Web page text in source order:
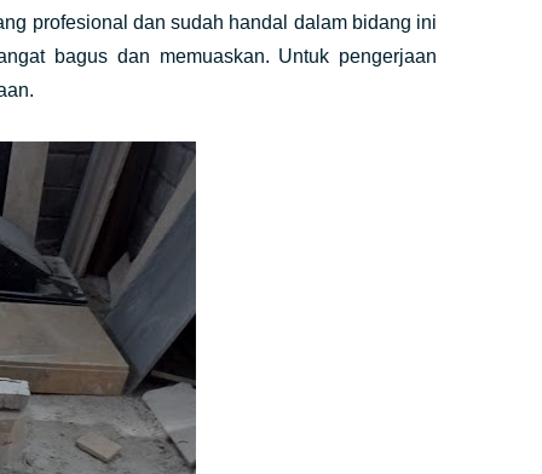
profesional dan sudah handal dalam bidang ini
bagus dan memuaskan. Untuk pengerjaan